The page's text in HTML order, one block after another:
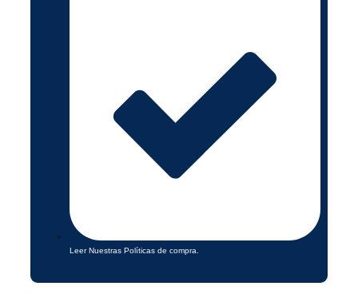
Leer Nuestras Políticas de compra.